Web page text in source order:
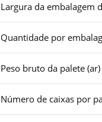
Largura da embalagem
Quantidade por
Peso bruto da palete (ar)
Número de caixas por